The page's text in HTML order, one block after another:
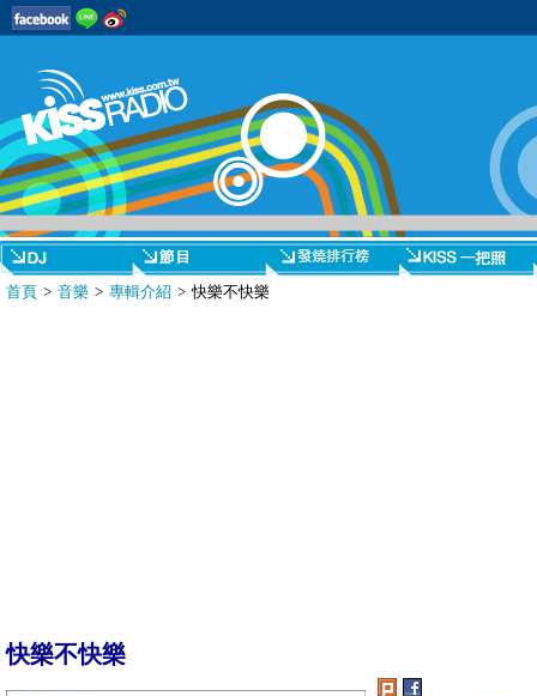
首頁 > 音樂 > 專輯介紹 > 快樂不快樂
快樂不快樂